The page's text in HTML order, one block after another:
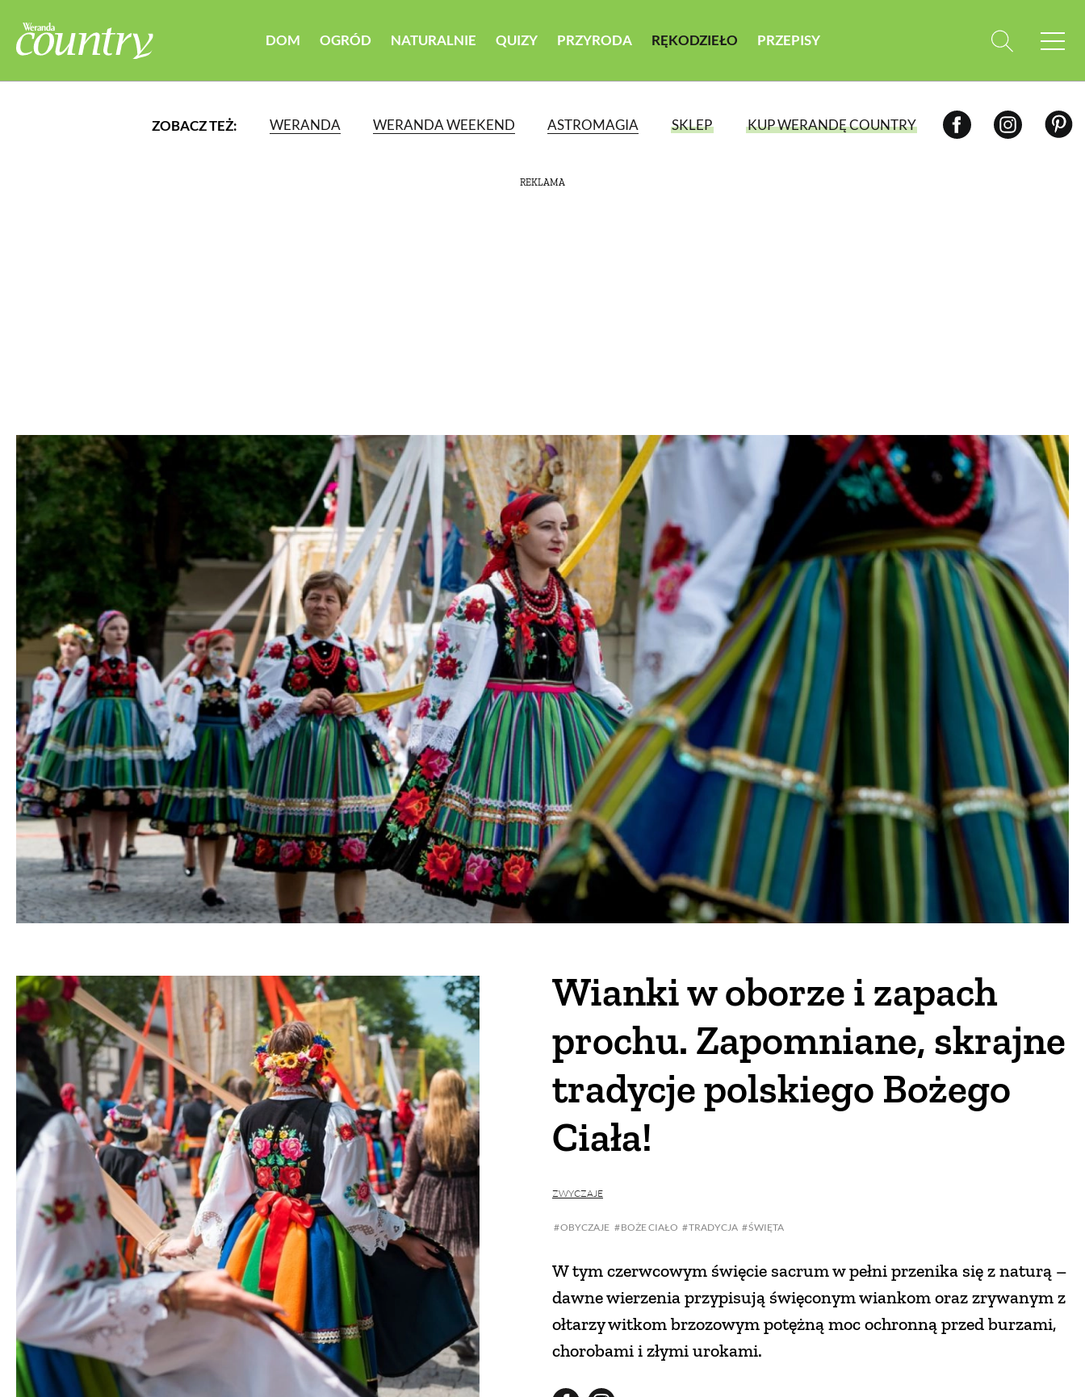
DOM OGRÓD NATURALNIE QUIZY PRZYRODA RĘKODZIEŁO PRZEPISY
ZOBACZ TEŻ: WERANDA WERANDA WEEKEND ASTROMAGIA SKLEP KUP WERANDĘ COUNTRY
REKLAMA
Wianki w oborze i zapach
prochu. Zapomniane, skrajne
tradycje polskiego Bożego
Ciała!
ZWYCZAJE
OBYCZAJE BOŻE CIAŁO TRADYCJA ŚWIĘTA
W tym czerwcowym święcie sacrum w pełni przenika się z naturą –
dawne wierzenia przypisują święconym wiankom oraz zrywanym z
ołtarzy witkom brzozowym potężną moc ochronną przed burzami,
chorobami i złymi urokami.
OGRÓD WARZYWA I OWOCE ROŚLINY OGRODOWE PORADY ZIELEŃ W DOMU
PROJEKTOWANIE OGRODU NATURALNIE URODA NATURALNA APTECZKA
DLA DOMU EKO ŻYCIE PRZYRODA ZWIERZĘTA DOMOWE
ZWIERZĘTA W NATURZE GRZYBY KRAJOBRAZ RĘKODZIEŁO RZEMIOSŁO
ZWYCZAJE ZRÓB TO SAM PRZEPISY ŚNIADANIA PRZYSTAWKI ZUPY
DANIA GŁÓWNE CIASTA I DESERY DODATKI PRZETWORY INNE